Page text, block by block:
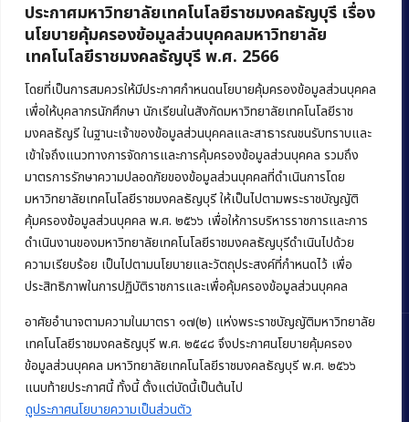
ประกาศมหาวิทยาลัยเทคโนโลยีราชมงคลธัญบุรี เรื่อง
นโยบายคุ้มครองข้อมูลส่วนบุคคลมหาวิทยาลัย
เทคโนโลยีราชมงคลธัญบุรี พ.ศ. 2566
โดยที่เป็นการสมควรให้มีประกาศกำหนดนโยบายคุ้มครองข้อมูลส่วนบุคคล
เพื่อให้บุคลากรนักศึกษา นักเรียนในสังกัดมหาวิทยาลัยเทคโนโลยีราช
มงคลธัญรี ในฐานะเจ้าของข้อมูลส่วนบุคคลและสาธารณชนรับทราบและ
เข้าใจถึงแนวทางการจัดการและการคุ้มครองข้อมูลส่วนบุคคล รวมถึง
มาตรการรักษาความปลอดภัยของข้อมูลส่วนบุคคลที่ดำเนินการโดย
มหาวิทยาลัยเทคโนโลยีราชมงคลธัญบุรี ให้เป็นไปตามพระราชบัญญัติ
คุ้มครองข้อมูลส่วนบุคคล พ.ศ. ๒๕๖๖ เพื่อให้การบริหารราชการและการ
ดำเนินงานของมหาวิทยาลัยเทคโนโลยีราชมงคลธัญบุรีดำเนินไปด้วย
ความเรียบร้อย เป็นไปตามนโยบายและวัตถุประสงค์ที่กำหนดไว้ เพื่อ
ประสิทธิภาพในการปฏิบัติราชการและเพื่อคุ้มครองข้อมูลส่วนบุคคล
อาศัยอำนาจตามความในมาตรา ๑๗(๒) แห่งพระราชบัญญัติมหาวิทยาลัย
เทคโนโลยีราชมงคลธัญบุรี พ.ศ. ๒๕๔๘ จึงประกาศนโยบายคุ้มครอง
ข้อมูลส่วนบุคคล มหาวิทยาลัยเทคโนโลยีราชมงคลธัญบุรี พ.ศ. ๒๕๖๖
แนบท้ายประกาศนี้ ทั้งนี้ ตั้งแต่บัดนี้เป็นต้นไป
ดูประกาศนโยบายความเป็นส่วนตัว
คณะบริหารธุรกิจ
มหาวิทยาลัยเทคโนโลยีราชมงคลธัญบุรี
39 หมู่ 1 ถนนรังสิต-นครนายก ตำบลคลองหก
อำเภอคลองหลวง จังหวัดปทุมธานี 12120
Phone:+66 (0) 2549 3243,+66 (0) 2549 3241
E-mail:bus@rmutt.ac.th
Copyright © 2022 คณะบริหารธุรกิจ มหาวิทยาลัยเทคโนโลยีราชมงคล
ธัญบุรี